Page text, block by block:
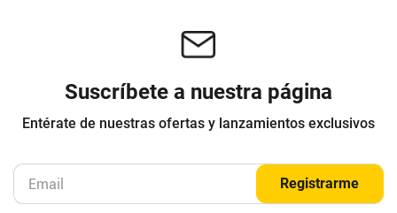
Suscríbete a nuestra página
Entérate de nuestras ofertas y lanzamientos exclusivos
Registrarme